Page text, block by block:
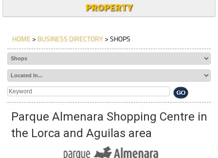
PROPERTY
HOME > BUSINESS DIRECTORY> SHOPS
Parque Almenara Shopping Centre in
the Lorca and Aguilas area